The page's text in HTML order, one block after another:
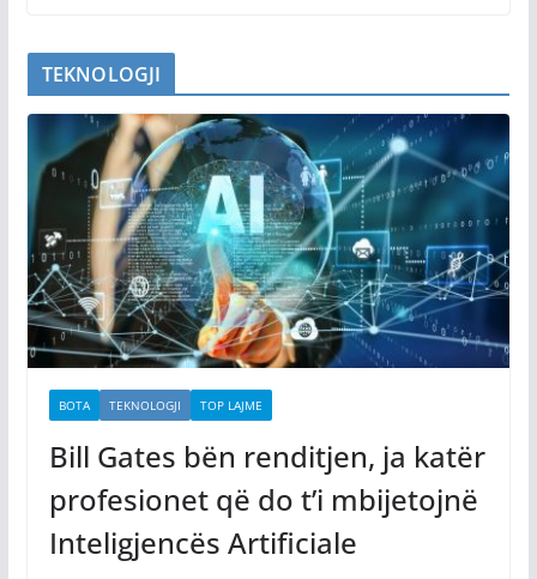
TEKNOLOGJI
BOTA TEKNOLOGJI TOP LAJME
Bill Gates bën renditjen, ja katër
profesionet që do t’i mbijetojnë
Inteligjencës Artificiale